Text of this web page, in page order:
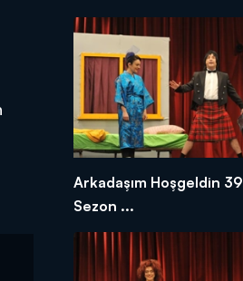
Arkadaşım Hoşgeldin
Sezon ...